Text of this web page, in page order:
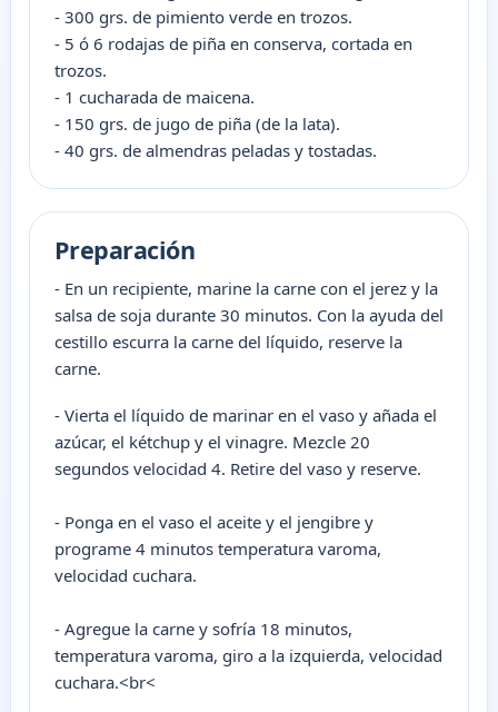
- 300 grs. de pimiento verde en trozos.
- 5 ó 6 rodajas de piña en conserva, cortada en
trozos.
- 1 cucharada de maicena.
- 150 grs. de jugo de piña (de la lata).
- 40 grs. de almendras peladas y tostadas.
Preparación
- En un recipiente, marine la carne con el jerez y la
salsa de soja durante 30 minutos. Con la ayuda del
cestillo escurra la carne del líquido, reserve la
carne.
- Vierta el líquido de marinar en el vaso y añada el
azúcar, el kétchup y el vinagre. Mezcle 20
segundos velocidad 4. Retire del vaso y reserve.
- Ponga en el vaso el aceite y el jengibre y
programe 4 minutos temperatura varoma,
velocidad cuchara.
- Agregue la carne y sofría 18 minutos,
temperatura varoma, giro a la izquierda, velocidad
cuchara.<br<